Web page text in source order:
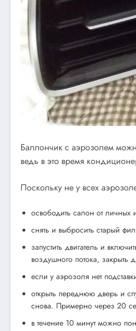
Баллончик с аэрозолем
ведь в это время
Поскольку не у всех
освободить салон от личных
снять и выбросить старый
запустить двигатель и
воздушного потока, закрыть
если у аэрозоля нет
открыть переднюю дверь и
снова. Примерно через 20
в течение 10 минут можно